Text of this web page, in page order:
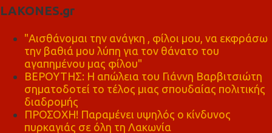
LAKONES.gr
"Αισθάνομαι την ανάγκη , φίλοι μου, να εκφράσω
την βαθιά μου λύπη για τον θάνατο του
αγαπημένου μας φίλου"
ΒΕΡΟΥΤΗΣ: Η απώλεια του Γιάννη Βαρβιτσιώτη
σηματοδοτεί το τέλος μιας σπουδαίας πολιτικής
διαδρομής
ΠΡΟΣΟΧΗ! Παραμένει υψηλός ο κίνδυνος
πυρκαγιάς σε όλη τη Λακωνία